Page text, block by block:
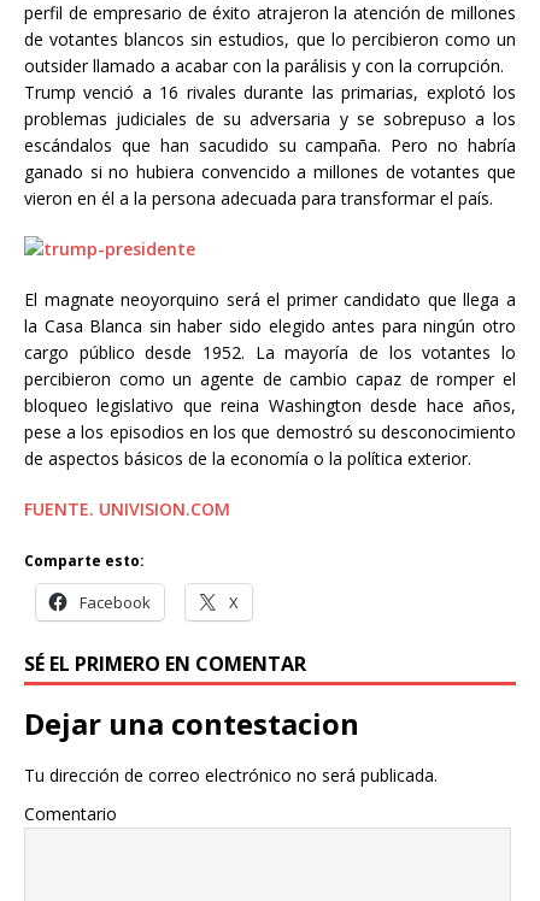
perfil de empresario de éxito atrajeron la atención de millones
de votantes blancos sin estudios, que lo percibieron como un
outsider llamado a acabar con la parálisis y con la corrupción.
Trump venció a 16 rivales durante las primarias, explotó los
problemas judiciales de su adversaria y se sobrepuso a los
escándalos que han sacudido su campaña. Pero no habría
ganado si no hubiera convencido a millones de votantes que
vieron en él a la persona adecuada para transformar el país.
El magnate neoyorquino será el primer candidato que llega a
la Casa Blanca sin haber sido elegido antes para ningún otro
cargo público desde 1952. La mayoría de los votantes lo
percibieron como un agente de cambio capaz de romper el
bloqueo legislativo que reina Washington desde hace años,
pese a los episodios en los que demostró su desconocimiento
de aspectos básicos de la economía o la política exterior.
FUENTE. UNIVISION.COM
Comparte esto:
Facebook X
SÉ EL PRIMERO EN COMENTAR
Dejar una contestacion
Tu dirección de correo electrónico no será publicada.
Comentario